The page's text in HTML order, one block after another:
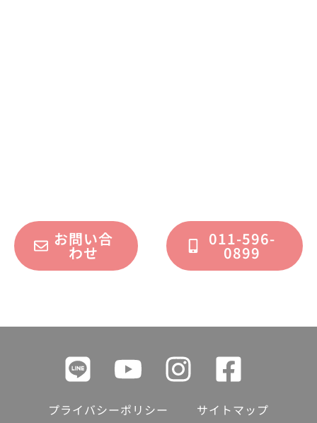
お問い合
わせ
011-596-
0899
プライバシーポリシー サイトマップ